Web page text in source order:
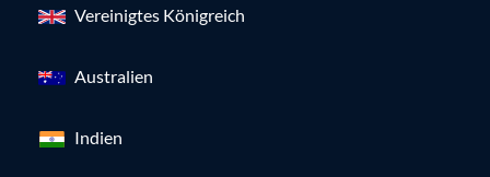
Vereinigtes Königreich
Australien
Indien